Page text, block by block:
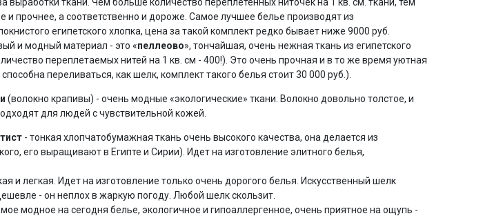
и прочнее, а соответственно и дороже. Самое лучшее белье производят из
египетского хлопка, цена за такой комплект редко бывает ниже 9000 руб.
и модный материал - это «пеллеово», тончайшая, очень нежная ткань из египетского
переплетаемых нитей на 1 кв. см - 400!). Это очень прочная и в то же время уютная
переливаться, как шелк, комплект такого белья стоит 30 000 руб.).
(волокно крапивы) - очень модные «экологические» ткани. Волокно довольно толстое, и
для людей с чувствительной кожей.
- тонкая хлопчатобумажная ткань очень высокого качества, она делается из
его выращивают в Египте и Сирии). Идет на изготовление элитного белья,
и легкая. Идет на изготовление только очень дорогого белья. Искусственный шелк
- он неплох в жаркую погоду. Любой шелк скользит.
модное на сегодня белье, экологичное и гипоаллергенное, очень приятное на ощупь -